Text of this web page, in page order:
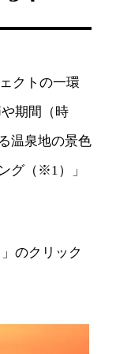
クトの一環
期間（時
温泉地の景色
グ（※1）」
のクリック